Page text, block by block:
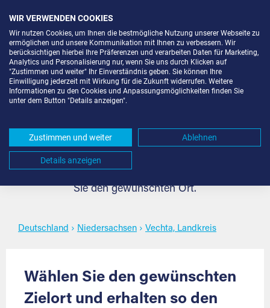
Self Storage in Vechta,
Landkreis
Self Storage für jeden Bedarf in Vechta, Landkreis.
Sie den gewünschten Ort.
Deutschland › Niedersachsen › Vechta, Landkreis
Wählen Sie den gewünschten
Zielort und erhalten so den
WIR VERWENDEN COOKIES
Wir nutzen Cookies, um Ihnen die bestmögliche Nutzung unserer Webseite zu
ermöglichen und unsere Kommunikation mit Ihnen zu verbessern. Wir
berücksichtigen hierbei Ihre Präferenzen und verarbeiten Daten für Marketing,
Analytics und Personalisierung nur, wenn Sie uns durch Klicken auf
"Zustimmen und weiter" Ihr Einverständnis geben. Sie können Ihre
Einwilligung jederzeit mit Wirkung für die Zukunft widerrufen. Weitere
Informationen zu den Cookies und Anpassungsmöglichkeiten finden Sie
unter dem Button "Details anzeigen".
Zustimmen und weiter Ablehnen
Details anzeigen